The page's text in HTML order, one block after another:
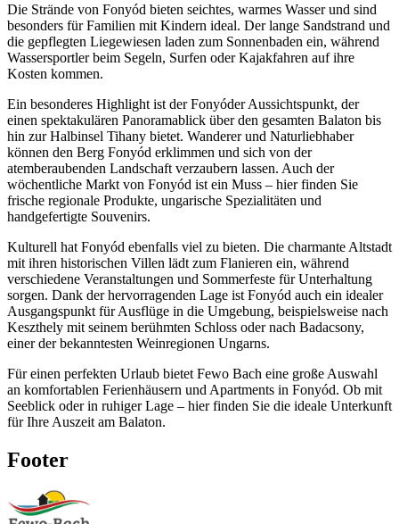
Die Strände von Fonyód bieten seichtes, warmes Wasser und sind
besonders für Familien mit Kindern ideal. Der lange Sandstrand und
die gepflegten Liegewiesen laden zum Sonnenbaden ein, während
Wassersportler beim Segeln, Surfen oder Kajakfahren auf ihre
Kosten kommen.
Ein besonderes Highlight ist der Fonyóder Aussichtspunkt, der
einen spektakulären Panoramablick über den gesamten Balaton bis
hin zur Halbinsel Tihany bietet. Wanderer und Naturliebhaber
können den Berg Fonyód erklimmen und sich von der
atemberaubenden Landschaft verzaubern lassen. Auch der
wöchentliche Markt von Fonyód ist ein Muss – hier finden Sie
frische regionale Produkte, ungarische Spezialitäten und
handgefertigte Souvenirs.
Kulturell hat Fonyód ebenfalls viel zu bieten. Die charmante Altstadt
mit ihren historischen Villen lädt zum Flanieren ein, während
verschiedene Veranstaltungen und Sommerfeste für Unterhaltung
sorgen. Dank der hervorragenden Lage ist Fonyód auch ein idealer
Ausgangspunkt für Ausflüge in die Umgebung, beispielsweise nach
Keszthely mit seinem berühmten Schloss oder nach Badacsony,
einer der bekanntesten Weinregionen Ungarns.
Für einen perfekten Urlaub bietet Fewo Bach eine große Auswahl
an komfortablen Ferienhäusern und Apartments in Fonyód. Ob mit
Seeblick oder in ruhiger Lage – hier finden Sie die ideale Unterkunft
für Ihre Auszeit am Balaton.
Footer